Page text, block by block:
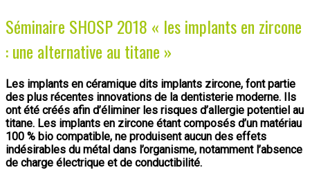
Séminaire SHOSP 2018 « les implants en zircone
: une alternative au titane »
Les implants en céramique dits implants zircone, font partie
des plus récentes innovations de la dentisterie moderne. Ils
ont été créés afin d’éliminer les risques d’allergie potentiel au
titane. Les implants en zircone étant composés d’un matériau
100 % bio compatible, ne produisent aucun des effets
indésirables du métal dans l’organisme, notamment l’absence
de charge électrique et de conductibilité.